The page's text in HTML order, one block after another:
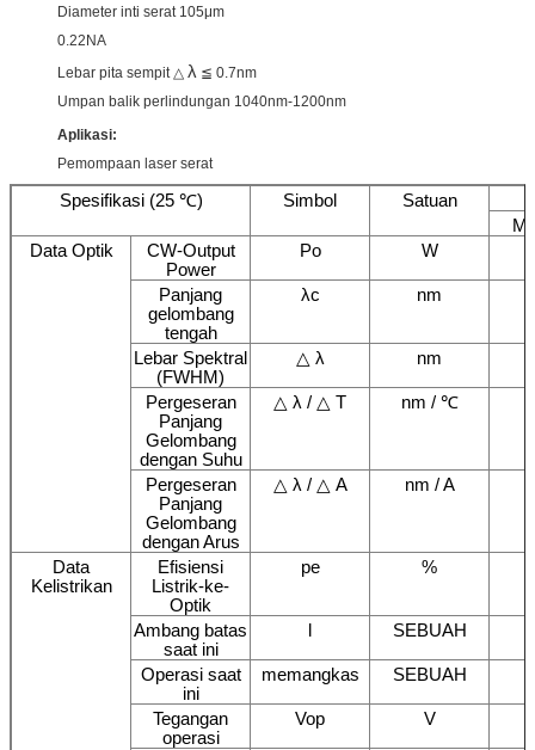
Diameter inti serat 105μm
0.22NA
Lebar pita sempit △ λ ≦ 0.7nm
Umpan balik perlindungan 1040nm-1200nm
Aplikasi:
Pemompaan laser serat
Spesifikasi (25 ℃) Simbol
Satuan
Data Optik
CW-Output
Power
Po W
Panjang
gelombang
tengah
λc nm
Lebar Spektral
(FWHM)
△ λ nm
Pergeseran
Panjang
Gelombang
dengan Suhu
△ λ / △ T nm / ℃
Pergeseran
Panjang
Gelombang
dengan Arus
△ λ / △ A nm / A
Data
Kelistrikan
Efisiensi
Listrik-ke-
Optik
pe %
Ambang batas
saat ini
l SEBUAH
Operasi saat
ini
memangkas SEBUAH
Tegangan
operasi
Vop V